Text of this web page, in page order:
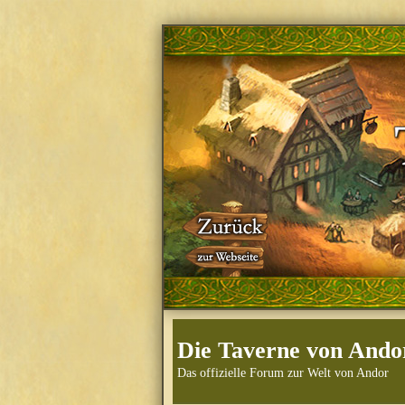
Die Taverne von
Das offizielle Forum zur Welt von Andor